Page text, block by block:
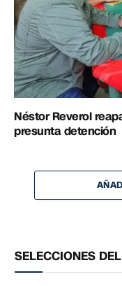
Néstor Reverol
presunta detención
SELECCIONES